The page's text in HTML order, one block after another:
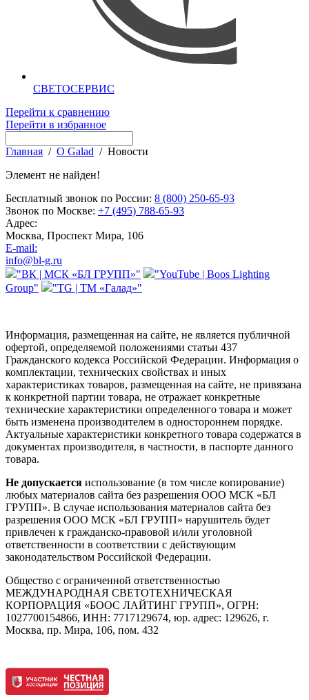
СВЕТОСЕРВИС
Перейти к сравнению
Перейти в избранное
Главная / О Galad / Новости
Элемент не найден!
Бесплатный звонок по России: 8 (800) 250-65-93
Звонок по Москве: +7 (495) 788-65-93
Адрес:
Москва, Проспект Мира, 106
E-mail:
info@bl-g.ru
"ВК | МСК «БЛ ГРУПП»"
"YouTube | Boos Lighting
Group"
"TG | ТМ «Галад»"
Информация, размещенная на сайте, не является публичной
офертой, определяемой положениями статьи 437
Гражданского кодекса Российской Федерации. Информация о
комплектации, технических свойствах и иных
характеристиках товаров, размещенная на сайте, не привязана
к конкретной партии товара, не отражает конкретные
технические характеристики определенного товара и может
быть изменена производителем в одностороннем порядке.
Актуальные характеристики конкретного товара содержатся в
документах производителя, в частности, в паспорте данного
товара.
Не допускается использование (в том числе копирование)
любых материалов сайта без разрешения ООО МСК «БЛ
ГРУПП». В случае использования материалов сайта без
разрешения ООО МСК «БЛ ГРУПП» нарушитель будет
привлечен к гражданско-правовой и/или уголовной
ответственности в соответствии с действующим
законодательством Российской Федерации.
Общество с ограниченной ответственностью
МЕЖДУНАРОДНАЯ СВЕТОТЕХНИЧЕСКАЯ
КОРПОРАЦИЯ «БООС ЛАЙТИНГ ГРУПП», ОГРН:
1027700154866, ИНН: 7717129674, юр. адрес: 129626, г.
Москва, пр. Мира, 106, пом. 432